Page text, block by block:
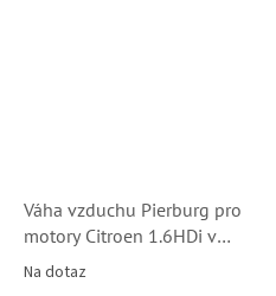
Váha vzduchu Pierburg pro
motory Citroen 1.6HDi v
modelech Berlingo, C2, C3,
Na dotaz